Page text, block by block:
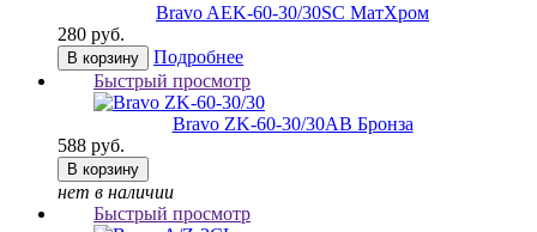
Bravo AЕK-60-30/30SC МатХром
280 руб.
В корзину
Подробнее
Быстрый просмотр
Bravo ZK-60-30/30AB Бронза
588 руб.
В корзину
нет в наличии
Быстрый просмотр